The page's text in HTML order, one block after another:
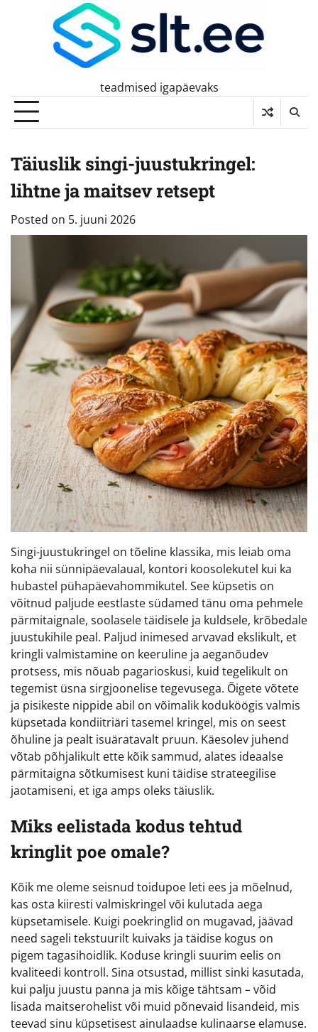
teadmised igapäevaks
Täiuslik singi-juustukringel:
lihtne ja maitsev retsept
Posted on 5. juuni 2026
Singi-juustukringel on tõeline klassika, mis leiab oma
koha nii sünnipäevalaual, kontori koosolekutel kui ka
hubastel pühapäevahommikutel. See küpsetis on
võitnud paljude eestlaste südamed tänu oma pehmele
pärmitaignale, soolasele täidisele ja kuldsele, krõbedale
juustukihile peal. Paljud inimesed arvavad ekslikult, et
kringli valmistamine on keeruline ja aeganõudev
protsess, mis nõuab pagarioskusi, kuid tegelikult on
tegemist üsna sirgjoonelise tegevusega. Õigete võtete
ja pisikeste nippide abil on võimalik koduköögis valmis
küpsetada kondiitriäri tasemel kringel, mis on seest
õhuline ja pealt isuäratavalt pruun. Käesolev juhend
võtab põhjalikult ette kõik sammud, alates ideaalse
pärmitaigna sõtkumisest kuni täidise strateegilise
jaotamiseni, et iga amps oleks täiuslik.
Miks eelistada kodus tehtud
kringlit poe omale?
Kõik me oleme seisnud toidupoe leti ees ja mõelnud,
kas osta kiiresti valmiskringel või kulutada aega
küpsetamisele. Kuigi poekringlid on mugavad, jäävad
need sageli tekstuurilt kuivaks ja täidise kogus on
pigem tagasihoidlik. Koduse kringli suurim eelis on
kvaliteedi kontroll. Sina otsustad, millist sinki kasutada,
kui palju juustu panna ja mis kõige tähtsam – võid
lisada maitserohelist või muid põnevaid lisandeid, mis
teevad sinu küpsetisest ainulaadse kulinaarse elamuse.